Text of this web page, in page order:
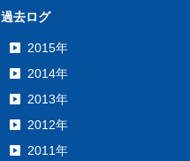
過去ログ
2015年
2014年
2013年
2012年
2011年